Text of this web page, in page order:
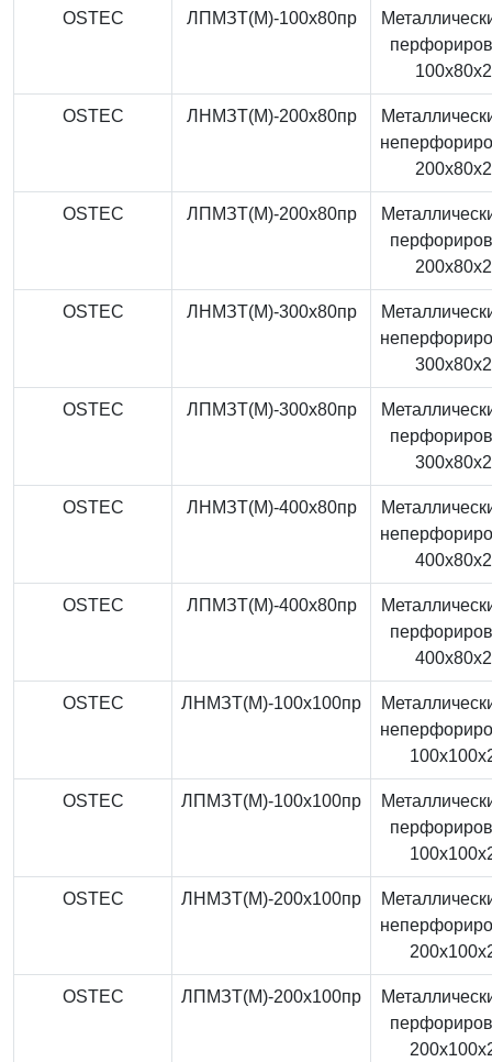
OSTEC ЛПМЗТ(М)-100x80пр
OSTEC ЛНМЗТ(М)-200x80пр
OSTEC ЛПМЗТ(М)-200x80пр
OSTEC ЛНМЗТ(М)-300x80пр
OSTEC ЛПМЗТ(М)-300x80пр
OSTEC ЛНМЗТ(М)-400x80пр
OSTEC ЛПМЗТ(М)-400x80пр
OSTEC ЛНМЗТ(М)-100x100пр
OSTEC ЛПМЗТ(М)-100x100пр
OSTEC ЛНМЗТ(М)-200x100пр
OSTEC ЛПМЗТ(М)-200x100пр